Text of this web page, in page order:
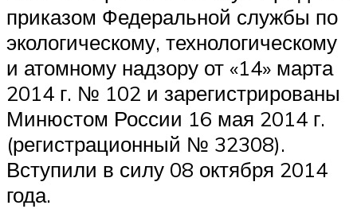
приказом Федеральной службы по
экологическому, технологическому
и атомному надзору от «14» марта
2014 г. № 102 и зарегистрированы
Минюстом России 16 мая 2014 г.
(регистрационный № 32308).
Вступили в силу 08 октября 2014
года.